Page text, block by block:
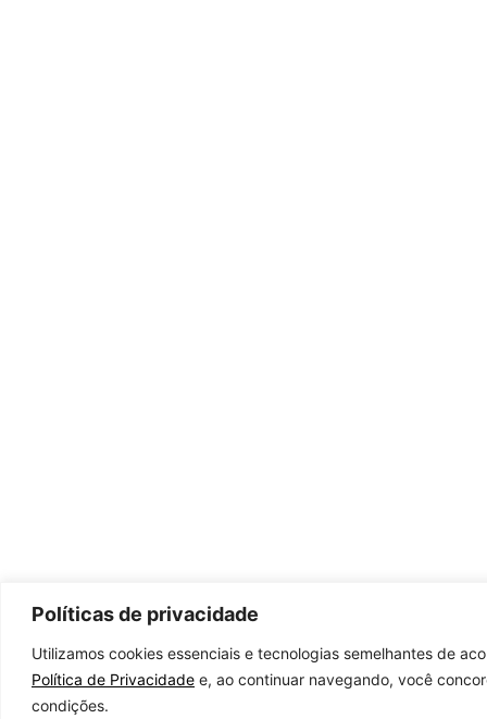
Políticas de privacidade
Utilizamos cookies essenciais e tecnologias semelhantes de
Política de Privacidade e, ao continuar navegando, você
condições.